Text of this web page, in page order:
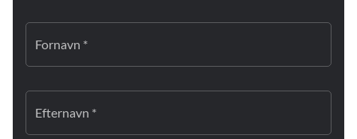
Fornavn *
Efternavn *